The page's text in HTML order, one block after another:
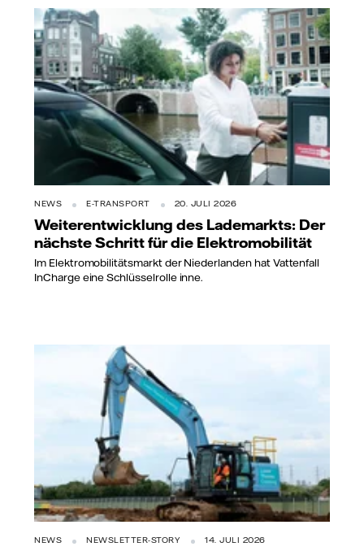
NEWS E-TRANSPORT 20. JULI 2026
Weiterentwicklung des Lademarkts: Der
nächste Schritt für die Elektromobilität
Im Elektromobilitätsmarkt der Niederlanden hat Vattenfall
InCharge eine Schlüsselrolle inne.
NEWS NEWSLETTER-STORY 14. JULI 2026